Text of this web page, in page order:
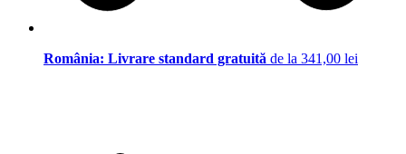
România: Livrare standard gratuită de la 341,00 lei